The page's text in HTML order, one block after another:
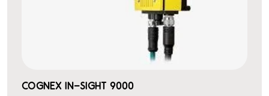
COGNEX IN-SIGHT 9000